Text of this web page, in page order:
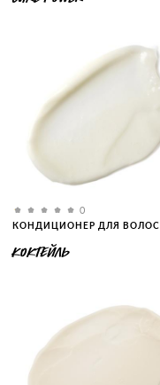
0
КОНДИЦИОНЕР ДЛЯ ВОЛОС
КОКТЕЙЛЬ